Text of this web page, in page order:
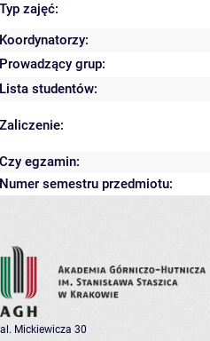
Typ zajęć:
Koordynatorzy:
Prowadzący grup:
Lista studentów:
Zaliczenie:
Czy egzamin:
Numer semestru przedmiotu:
al. Mickiewicza 30